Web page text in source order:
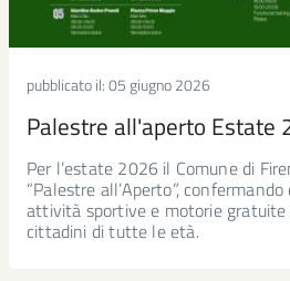
pubblicato il:05 giugno 2026
Palestre all'aperto Estate
Per l’estate 2026 il Comune di
“Palestre all’Aperto”,
attività sportive e motorie gratuite
cittadini di tutte le età.